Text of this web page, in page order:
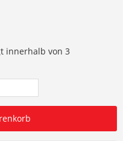
innerhalb von 3